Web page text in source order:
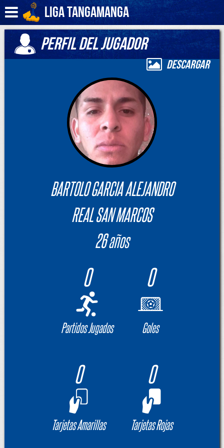
Liga Tangamanga
PERFIL DEL JUGADOR
Descargar
BARTOLO GARCIA ALEJANDRO
REAL SAN MARCOS
26 años
0
Partidos Jugados
0
Goles
0
Tarjetas Amarillas
0
Tarjetas Rojas